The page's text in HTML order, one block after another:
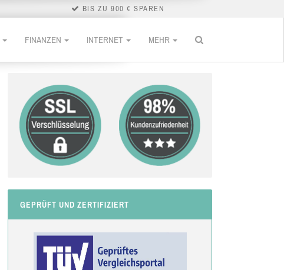
BIS ZU 900 € SPAREN
FINANZEN INTERNET MEHR
GEPRÜFT UND ZERTIFIZIERT